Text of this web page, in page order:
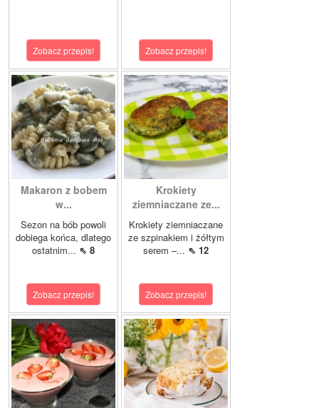
Zobacz przepis! Zobacz przepis!
Makaron z bobem
w...
Sezon na bób powoli
dobiega końca, dlatego
ostatnim... ⇖ 8
Zobacz przepis!
Krokiety
ziemniaczane ze...
Krokiety ziemniaczane
ze szpinakiem i żółtym
serem –... ⇖ 12
Zobacz przepis!